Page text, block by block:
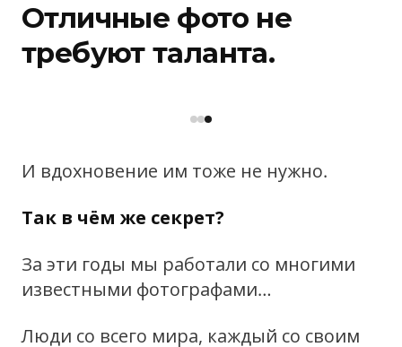
Отличные фото не
требуют таланта.
И вдохновение им тоже не нужно.
Так в чём же секрет?
За эти годы мы работали со многими
известными фотографами…
Люди со всего мира, каждый со своим